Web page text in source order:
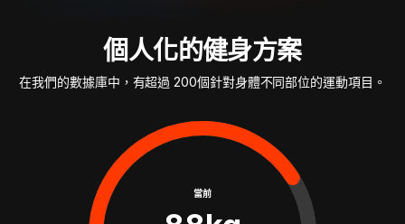
個人化的健身方案
在我們的數據庫中，有超過 200個針對身體不同部位的運動項目。
當前